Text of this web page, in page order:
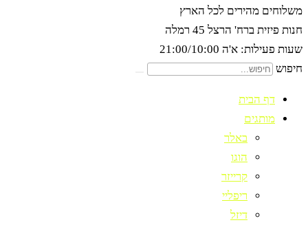
משלוחים מהירים לכל הארץ
חנות פיזית ברח' הרצל 45 רמלה
שעות פעילות: א'ה 21:00/10:00
חיפוש
דף הבית
מותגים
באלר
הוגו
קרייזר
ריפליי
דיזל